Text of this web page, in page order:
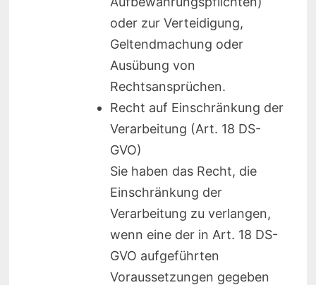
oder zur Verteidigung,
Geltendmachung oder
Ausübung von
Rechtsansprüchen.
Recht auf Einschränkung der
Verarbeitung (Art. 18 DS-
GVO)
Sie haben das Recht, die
Einschränkung der
Verarbeitung zu verlangen,
wenn eine der in Art. 18 DS-
GVO aufgeführten
Voraussetzungen gegeben